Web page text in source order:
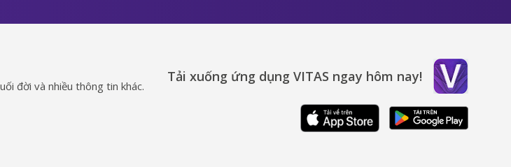
đời và nhiều thông tin khác.
Tải xuống ứng dụng VITAS ngay hôm nay!